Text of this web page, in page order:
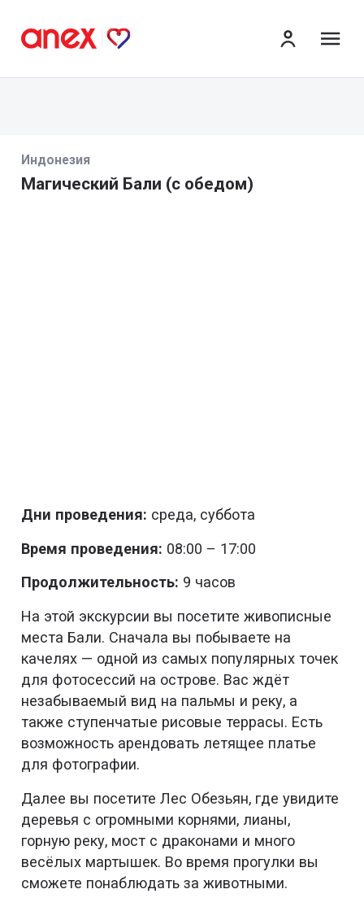
Индонезия
Магический Бали (с обедом)
Дни проведения: среда, суббота
Время проведения: 08:00 – 17:00
Продолжительность: 9 часов
На этой экскурсии вы посетите живописные
места Бали. Сначала вы побываете на
качелях — одной из самых популярных точек
для фотосессий на острове. Вас ждёт
незабываемый вид на пальмы и реку, а
также ступенчатые рисовые террасы. Есть
возможность арендовать летящее платье
для фотографии.
Далее вы посетите Лес Обезьян, где увидите
деревья с огромными корнями, лианы,
горную реку, мост с драконами и много
весёлых мартышек. Во время прогулки вы
сможете понаблюдать за животными.